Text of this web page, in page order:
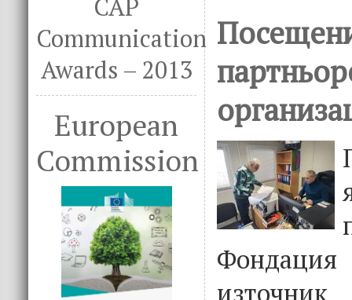
CAP
Communication
Awards – 2013
European
Commission